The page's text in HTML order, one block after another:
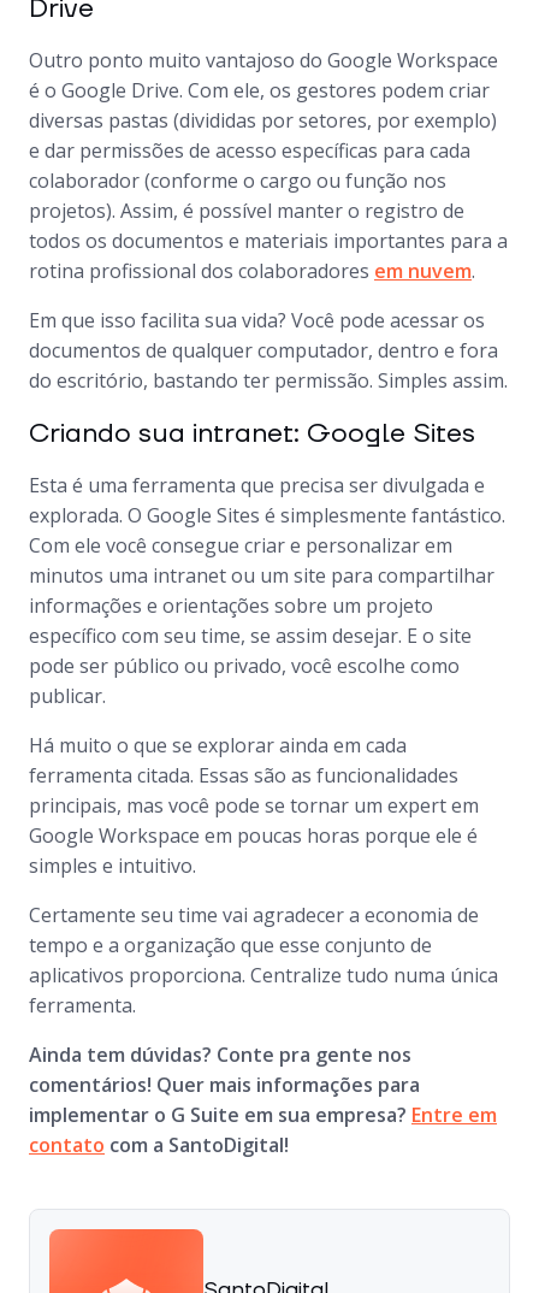
Drive
Outro ponto muito vantajoso do Google Workspace
é o Google Drive. Com ele, os gestores podem criar
diversas pastas (divididas por setores, por exemplo)
e dar permissões de acesso específicas para cada
colaborador (conforme o cargo ou função nos
projetos). Assim, é possível manter o registro de
todos os documentos e materiais importantes para a
rotina profissional dos colaboradores em nuvem.
Em que isso facilita sua vida? Você pode acessar os
documentos de qualquer computador, dentro e fora
do escritório, bastando ter permissão. Simples assim.
Criando sua intranet: Google Sites
Esta é uma ferramenta que precisa ser divulgada e
explorada. O Google Sites é simplesmente fantástico.
Com ele você consegue criar e personalizar em
minutos uma intranet ou um site para compartilhar
informações e orientações sobre um projeto
específico com seu time, se assim desejar. E o site
pode ser público ou privado, você escolhe como
publicar.
Há muito o que se explorar ainda em cada
ferramenta citada. Essas são as funcionalidades
principais, mas você pode se tornar um expert em
Google Workspace em poucas horas porque ele é
simples e intuitivo.
Certamente seu time vai agradecer a economia de
tempo e a organização que esse conjunto de
aplicativos proporciona. Centralize tudo numa única
ferramenta.
Ainda tem dúvidas? Conte pra gente nos
comentários! Quer mais informações para
implementar o G Suite em sua empresa? Entre em
contato com a SantoDigital!